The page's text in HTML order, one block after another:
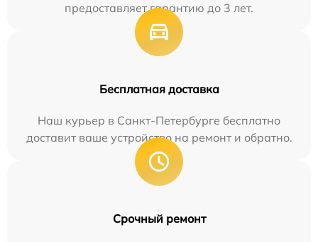
предоставляет гарантию до 3 лет.
Бесплатная доставка
Наш курьер в Санкт-Петербурге бесплатно
доставит ваше устройство на ремонт и обратно.
Срочный ремонт